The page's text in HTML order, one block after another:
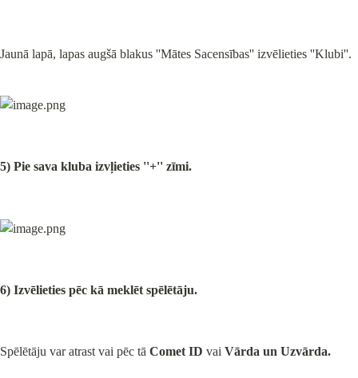
Jaunā lapā, lapas augšā blakus ''Mātes Sacensības'' izvēlieties ''Klubi''.
5) Pie sava kluba izvļieties ''+'' zīmi.
6) Izvēlieties pēc kā meklēt spēlētāju.
Spēlētāju var atrast vai pēc tā Comet ID vai Vārda un Uzvārda.